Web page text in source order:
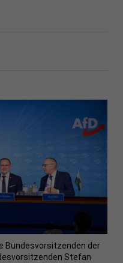
Bundesvorsitzenden der
Stefan